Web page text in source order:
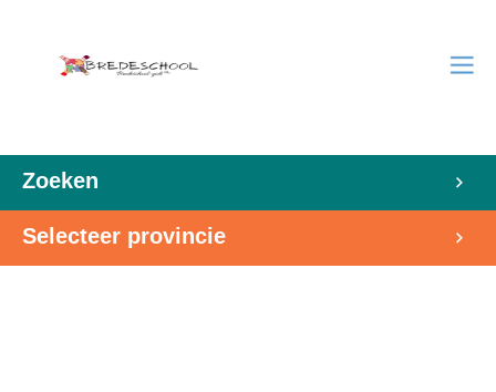
Zoeken
Selecteer provincie